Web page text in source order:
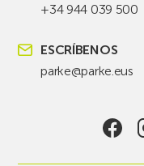
+34 944 039 500
ESCRÍBENOS
parke@parke.eus